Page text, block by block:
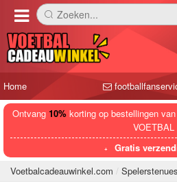
󰅼 Zoeken...
Home
Ontvang 10%korting op bestellingen
VOETBAL
Gratis
Voetbalcadeauwinkel.com
Spelerstenues